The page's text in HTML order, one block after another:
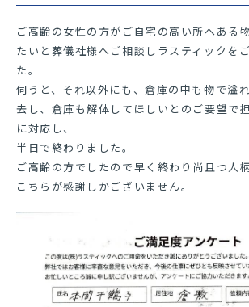
お知らせ
私たちにご相談く
お問い合わせ
LINEで相談はこちら
ご高齢の女性の方がご自宅の高い所へある
たいと葬儀社様へご相談しラスティックを
た。
伺うと、それ以外にも、倉庫の中も物で溢
去し、倉庫も解体してほしいとのご要望で
に対応し、
半日で終わりました。
ご高齢の方でしたので早く終わり尚且つ人
こちらが感謝しかございません。